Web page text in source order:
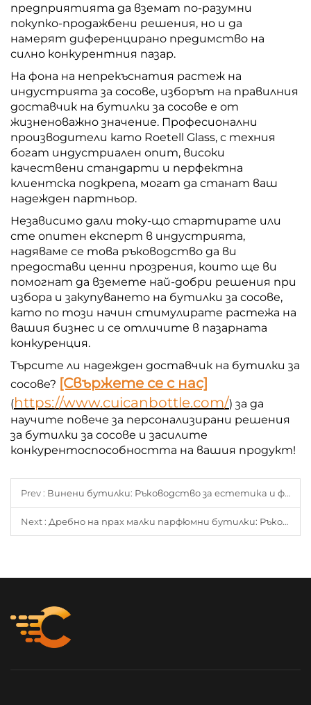
предприятията да вземат по-разумни
покупко-продажбени решения, но и да
намерят диференцирано предимство на
силно конкурентния пазар.
На фона на непрекъснатия растеж на
индустрията за сосове, изборът на правилния
доставчик на бутилки за сосове е от
жизненоважно значение. Професионални
производители като Roetell Glass, с техния
богат индустриален опит, високи
качествени стандарти и перфектна
клиентска подкрепа, могат да станат ваш
надежден партньор.
Независимо дали току-що стартирате или
сте опитен експерт в индустрията,
надяваме се това ръководство да ви
предостави ценни прозрения, които ще ви
помогнат да вземете най-добри решения при
избора и закупуването на бутилки за сосове,
като по този начин стимулирате растежа на
вашия бизнес и се отличите в пазарната
конкуренция.
Търсите ли надежден доставчик на бутилки за
сосове? [Свържете се с нас]
(https://www.cuicanbottle.com/) за да
научите повече за персонализирани решения
за бутилки за сосове и засилите
конкурентоспособността на вашия продукт!
Prev : Винени бутилки: Ръководство за естетика и функционалност извън съдовете
Next : Дребно на прах малки парфюмни бутилки: Ръководство за умен купувач